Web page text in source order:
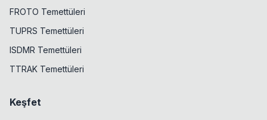
FROTO Temettüleri
TUPRS Temettüleri
ISDMR Temettüleri
TTRAK Temettüleri
Keşfet